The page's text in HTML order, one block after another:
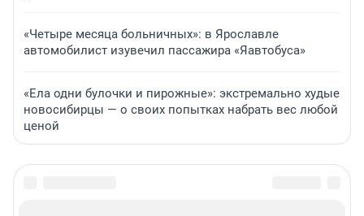
«Четыре месяца больничных»: в Ярославле
автомобилист изувечил пассажира «Яавтобуса»
«Ела одни булочки и пирожные»: экстремально худые
новосибирцы — о своих попытках набрать вес любой
ценой